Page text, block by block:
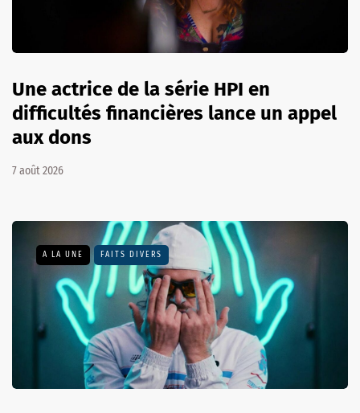
Une actrice de la série HPI en
difficultés financières lance un appel
aux dons
7 août 2026
A LA UNE FAITS DIVERS